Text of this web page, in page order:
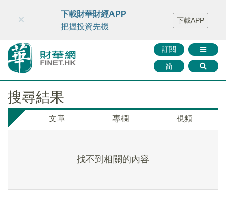
財華智庫網 FINTV FINMETA 財華證券 媒體矩陣
智庫沙龍
聯絡我們
訂閱
简
×
下載財華財經APP
把握投資先機
下載APP
搜尋結果
文章 專欄 視頻
找不到相關的內容